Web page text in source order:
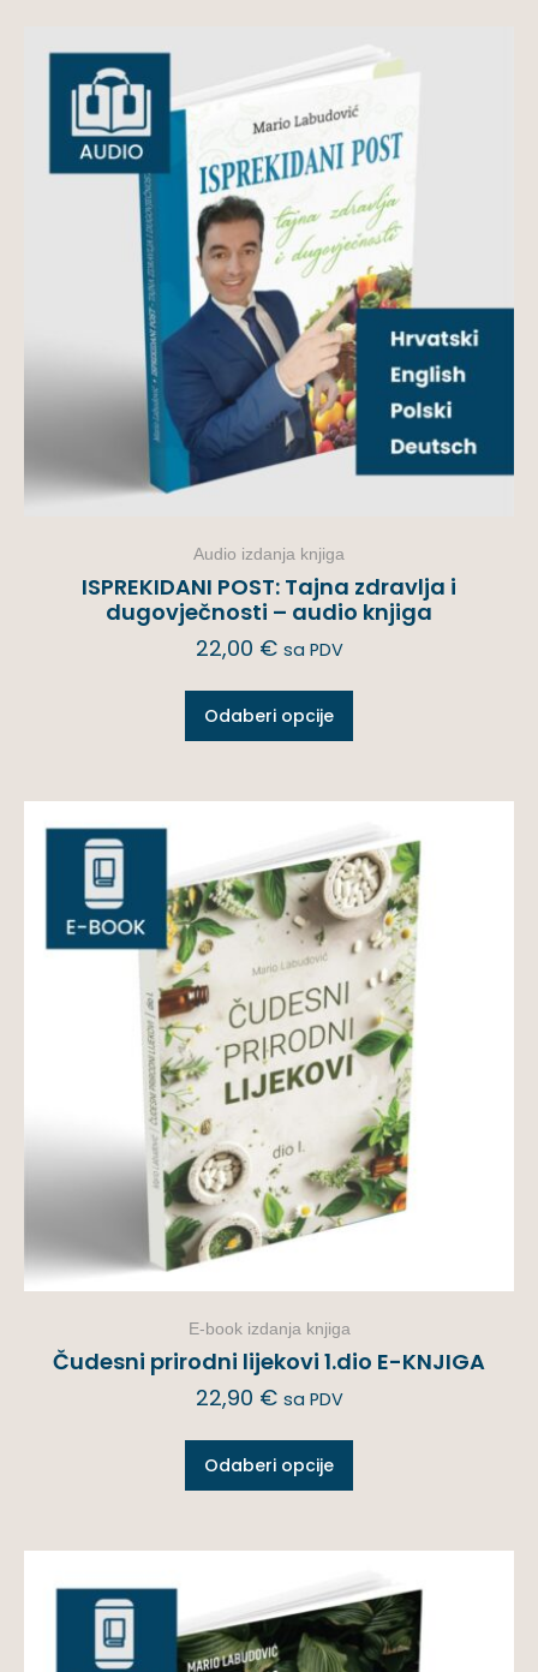
Audio izdanja knjiga
ISPREKIDANI POST: Tajna zdravlja i
dugovječnosti – audio knjiga
22,00 € sa PDV
Odaberi opcije
E-book izdanja knjiga
Čudesni prirodni lijekovi 1.dio E-KNJIGA
22,90 € sa PDV
Odaberi opcije